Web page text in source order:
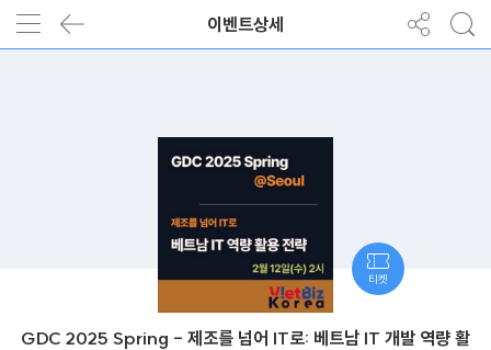
이벤트상세
GDC 2025 Spring - 제조를 넘어 IT로: 베트남 IT 개발 역량 활
티켓